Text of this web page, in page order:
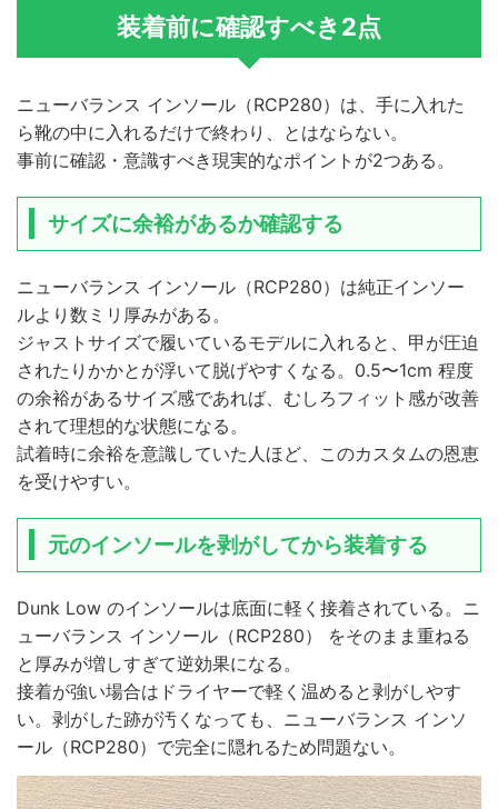
装着前に確認すべき2点
ニューバランス インソール（RCP280）は、手に入れた
ら靴の中に入れるだけで終わり、とはならない。
事前に確認・意識すべき現実的なポイントが2つある。
サイズに余裕があるか確認する
ニューバランス インソール（RCP280）は純正インソー
ルより数ミリ厚みがある。
ジャストサイズで履いているモデルに入れると、甲が圧迫
されたりかかとが浮いて脱げやすくなる。0.5〜1cm 程度
の余裕があるサイズ感であれば、むしろフィット感が改善
されて理想的な状態になる。
試着時に余裕を意識していた人ほど、このカスタムの恩恵
を受けやすい。
元のインソールを剥がしてから装着する
Dunk Low のインソールは底面に軽く接着されている。ニ
ューバランス インソール（RCP280） をそのまま重ねる
と厚みが増しすぎて逆効果になる。
接着が強い場合はドライヤーで軽く温めると剥がしやす
い。剥がした跡が汚くなっても、ニューバランス インソ
ール（RCP280）で完全に隠れるため問題ない。